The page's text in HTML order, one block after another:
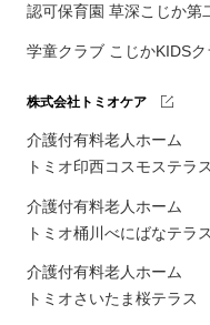
認可保育園 草深こじか第
学童クラブ こじかKIDSク
株式会社トミオケア
介護付有料老人ホーム
トミオ印西コスモステラス
介護付有料老人ホーム
トミオ桶川べにばなテラス
介護付有料老人ホーム
トミオさいたま桜テラス